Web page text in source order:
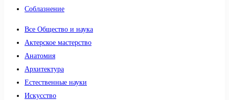
Соблазнение
Все Общество и наука
Актерское мастерство
Анатомия
Архитектура
Естественные науки
Искусство